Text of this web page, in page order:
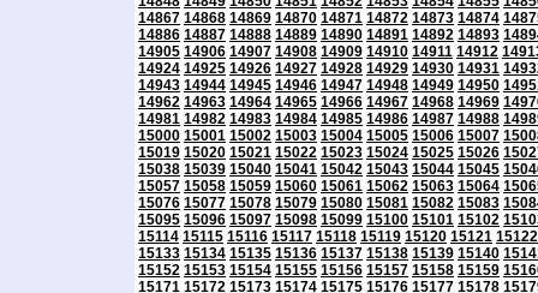
14867 14868 14869 14870 14871 14872 14873 14874
14886 14887 14888 14889 14890 14891 14892 14893
14905 14906 14907 14908 14909 14910 14911 14912
14924 14925 14926 14927 14928 14929 14930 14931
14943 14944 14945 14946 14947 14948 14949 14950
14962 14963 14964 14965 14966 14967 14968 14969
14981 14982 14983 14984 14985 14986 14987 14988
15000 15001 15002 15003 15004 15005 15006 15007
15019 15020 15021 15022 15023 15024 15025 15026
15038 15039 15040 15041 15042 15043 15044 15045
15057 15058 15059 15060 15061 15062 15063 15064
15076 15077 15078 15079 15080 15081 15082 15083
15095 15096 15097 15098 15099 15100 15101 15102
15114 15115 15116 15117 15118 15119 15120 15121 15122
15133 15134 15135 15136 15137 15138 15139 15140
15152 15153 15154 15155 15156 15157 15158 15159
15171 15172 15173 15174 15175 15176 15177 15178